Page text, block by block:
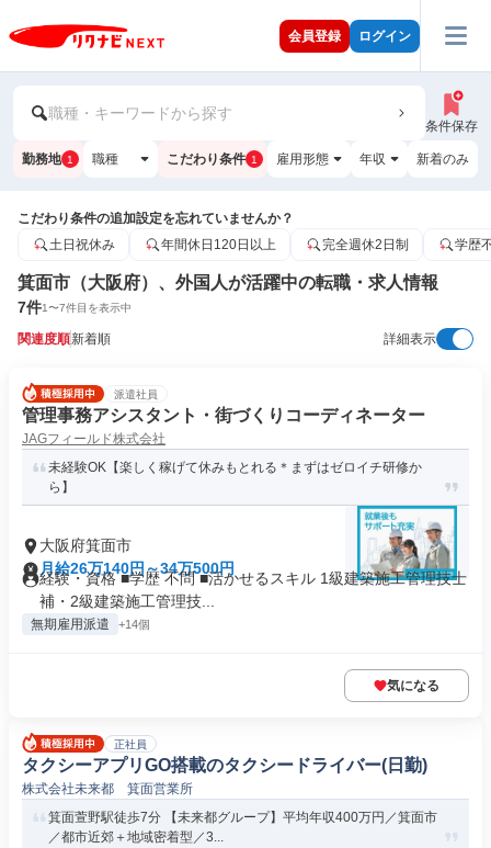
会員登録 ログイン
職種・キーワードから探す
条件保存
勤務地 1 職種 こだわり条件 1 雇用形態 年収 新着のみ
こだわり条件の追加設定を忘れていませんか？
土日祝休み
年間休日120日以上 完全週休2日制 学歴
箕面市（大阪府）、外国人が活躍中の転職・求人情報
7件1〜7件目を表示中
関連度順新着順 詳細表示
派遣社員
管理事務アシスタント・街づくりコーディネーター
JAGフィールド株式会社
未経験OK【楽しく稼げて休みもとれる＊まずはゼロイチ研修か
ら】
大阪府箕面市
月給26万140円～34万500円
経験・資格 ■学歴 不問 ■活かせるスキル 1級建築施工管理技士
補・2級建築施工管理技...
無期雇用派遣 +14個
気になる
正社員
タクシーアプリGO搭載のタクシードライバー(日勤)
株式会社未来都 箕面営業所
箕面萱野駅徒歩7分 【未来都グループ】平均年収400万円／箕面市
／都市近郊＋地域密着型／3...